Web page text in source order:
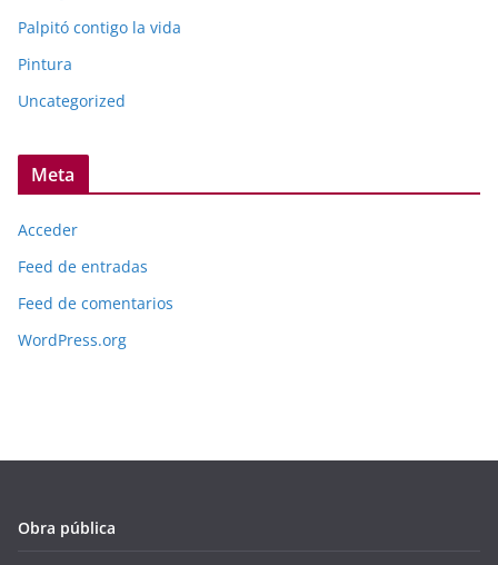
Palpitó contigo la vida
Pintura
Uncategorized
Meta
Acceder
Feed de entradas
Feed de comentarios
WordPress.org
Obra pública